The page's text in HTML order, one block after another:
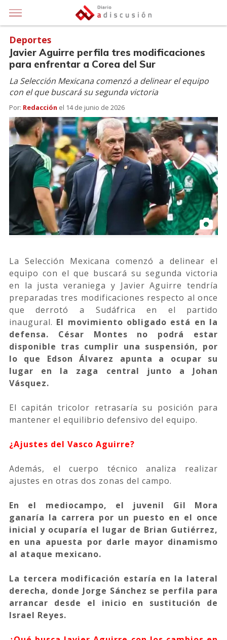
Deportes
Javier Aguirre perfila tres modificaciones
para enfrentar a Corea del Sur
La Selección Mexicana comenzó a delinear el equipo
con el que buscará su segunda victoria
Por: Redacción el 14 de junio de 2026
La Selección Mexicana comenzó a delinear el
equipo con el que buscará su segunda victoria
en la justa veraniega y Javier Aguirre tendría
preparadas tres modificaciones respecto al once
que derrotó a Sudáfrica en el partido
inaugural. El movimiento obligado está en la
defensa. César Montes no podrá estar
disponible tras cumplir una suspensión, por
lo que Edson Álvarez apunta a ocupar su
lugar en la zaga central junto a Johan
Vásquez.
El capitán tricolor retrasaría su posición para
mantener el equilibrio defensivo del equipo.
¿Ajustes del Vasco Aguirre?
Además, el cuerpo técnico analiza realizar
ajustes en otras dos zonas del campo.
En el mediocampo, el juvenil Gil Mora
ganaría la carrera por un puesto en el once
inicial y ocuparía el lugar de Brian Gutiérrez,
en una apuesta por darle mayor dinamismo
al ataque mexicano.
La tercera modificación estaría en la lateral
derecha, donde Jorge Sánchez se perfila para
arrancar desde el inicio en sustitución de
Israel Reyes.